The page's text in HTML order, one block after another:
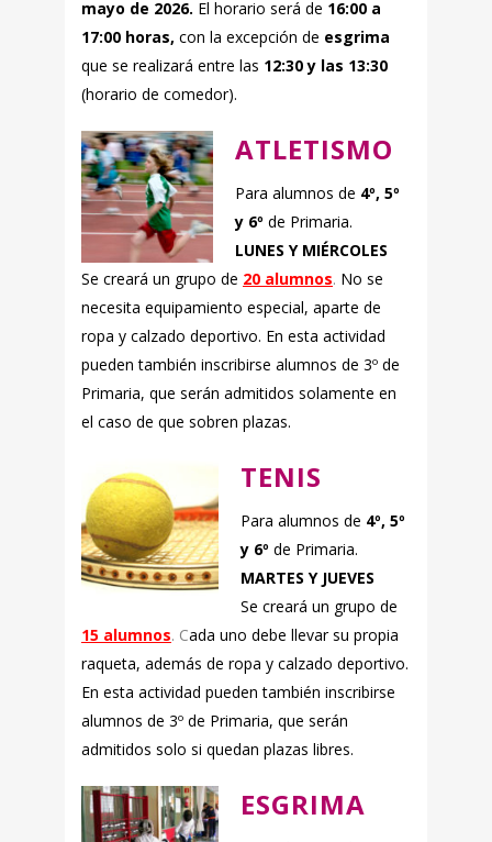
mayo de 2026. El horario será de 16:00 a
17:00 horas, con la excepción de esgrima
que se realizará entre las 12:30 y las 13:30
(horario de comedor).
ATLETISMO
Para alumnos de 4º, 5º
y 6º de Primaria.
LUNES Y MIÉRCOLES
Se creará un grupo de 20 alumnos. No se
necesita equipamiento especial, aparte de
ropa y calzado deportivo. En esta actividad
pueden también inscribirse alumnos de 3º de
Primaria, que serán admitidos solamente en
el caso de que sobren plazas.
TENIS
Para alumnos de 4º, 5º
y 6º de Primaria.
MARTES Y JUEVES
Se creará un grupo de
15 alumnos. Cada uno debe llevar su propia
raqueta, además de ropa y calzado deportivo.
En esta actividad pueden también inscribirse
alumnos de 3º de Primaria, que serán
admitidos solo si quedan plazas libres.
ESGRIMA